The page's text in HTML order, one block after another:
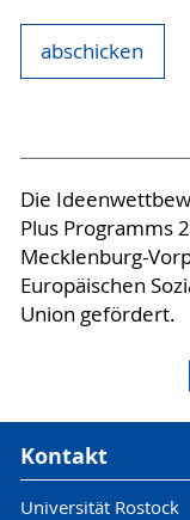
abschicken
Die
Plus Programms
Mecklenburg-
Europäischen
Union gefördert.
Kontakt
Universität Rostock